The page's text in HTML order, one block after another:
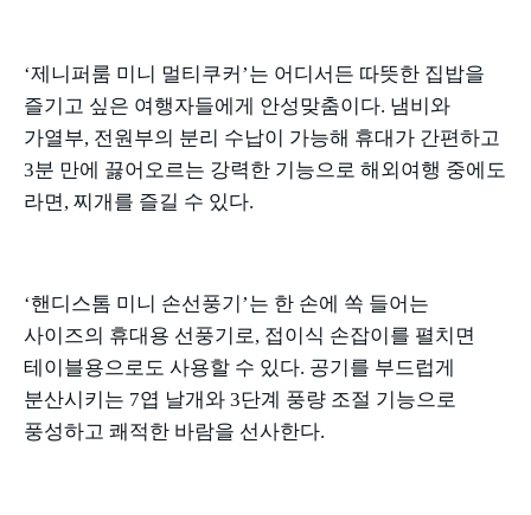
‘제니퍼룸 미니 멀티쿠커 ’는 어디서든 따뜻한 집밥을
즐기고 싶은 여행자들에게 안성맞춤이다. 냄비와
가열부, 전원부의 분리 수납이 가능해 휴대가 간편하고
3분 만에 끓어오르는 강력한 기능으로 해외여행 중에도
라면, 찌개를 즐길 수 있다.
‘핸디스톰 미니 손선풍기 ’는 한 손에 쏙 들어는
사이즈의 휴대용 선풍기로, 접이식 손잡이를 펼치면
테이블용으로도 사용할 수 있다. 공기를 부드럽게
분산시키는 7엽 날개와 3단계 풍량 조절 기능으로
풍성하고 쾌적한 바람을 선사한다.